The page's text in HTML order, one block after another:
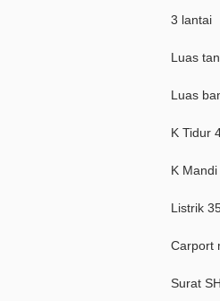
3 lantai
Luas
Luas
K Tidur
K Mandi
Listrik
Carport
Surat